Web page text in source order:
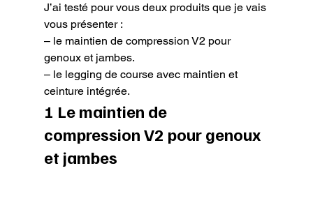
J’ai testé pour vous deux produits que je vais
vous présenter :
– le maintien de compression V2 pour
genoux et jambes.
– le legging de course avec maintien et
ceinture intégrée.
1 Le maintien de
compression V2 pour genoux
et jambes